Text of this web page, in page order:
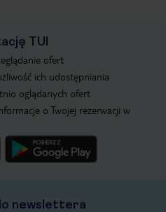
TUI
ofert
ich udostępniania
oglądanych ofert
o Twojej rezerwacji w
newslettera